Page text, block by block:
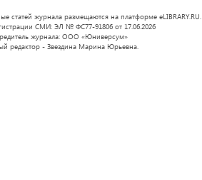
статей журнала размещаются на платформе eLIBRARY.RU.
СМИ: ЭЛ № ФС77-91806 от 17.06.2026
журнала: ООО «Юниверсум»
редактор - Звездина Марина Юрьевна.